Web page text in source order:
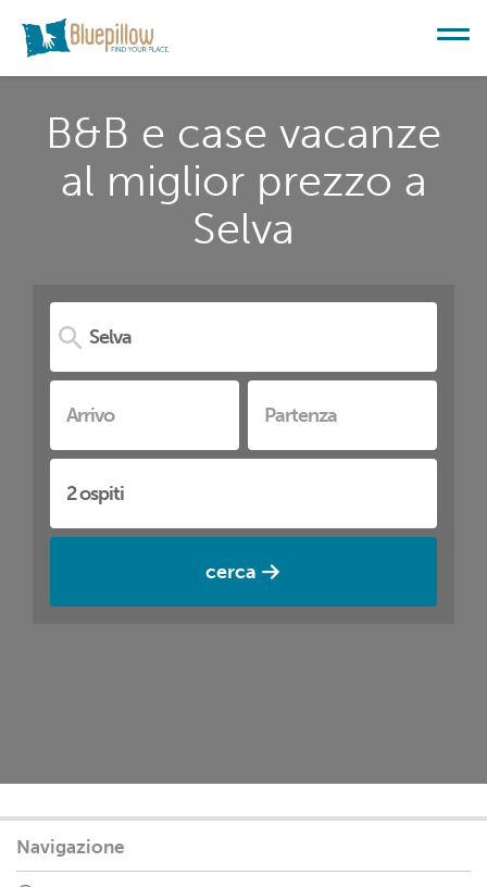
B&B e case vacanze
al miglior prezzo a
Selva
cerca
Navigazione